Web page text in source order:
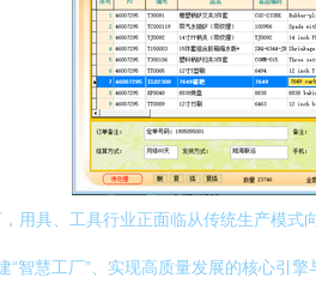
用具、工具行业正面临从传统生产模
智慧工厂”、实现高质量发展的核心引擎